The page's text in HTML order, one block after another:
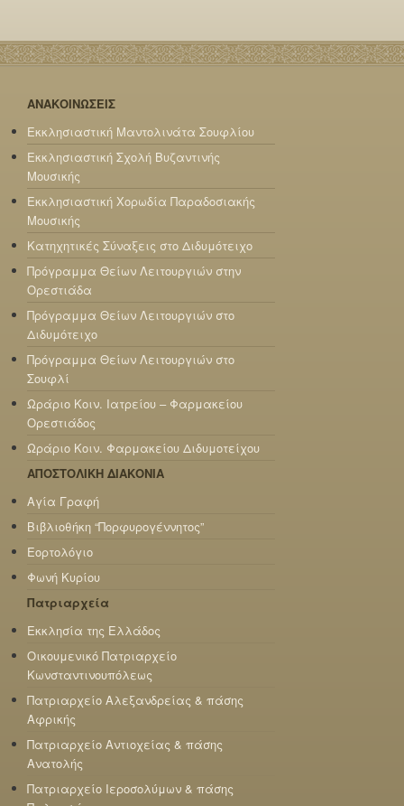
ΑΝΑΚΟΙΝΩΣΕΙΣ
Εκκλησιαστική Μαντολινάτα Σουφλίου
Εκκλησιαστική Σχολή Βυζαντινής
Μουσικής
Εκκλησιαστική Χορωδία Παραδοσιακής
Μουσικής
Κατηχητικές Σύναξεις στο Διδυμότειχο
Πρόγραμμα Θείων Λειτουργιών στην
Ορεστιάδα
Πρόγραμμα Θείων Λειτουργιών στο
Διδυμότειχο
Πρόγραμμα Θείων Λειτουργιών στο
Σουφλί
Ωράριο Κοιν. Ιατρείου – Φαρμακείου
Ορεστιάδος
Ωράριο Κοιν. Φαρμακείου Διδυμοτείχου
ΑΠΟΣΤΟΛΙΚΗ ΔΙΑΚΟΝΙΑ
Αγία Γραφή
Βιβλιοθήκη “Πορφυρογέννητος”
Εορτολόγιο
Φωνή Κυρίου
Πατριαρχεία
Εκκλησία της Ελλάδος
Οικουμενικό Πατριαρχείο
Κωνσταντινουπόλεως
Πατριαρχείο Αλεξανδρείας & πάσης
Αφρικής
Πατριαρχείο Αντιοχείας & πάσης
Ανατολής
Πατριαρχείο Ιεροσολύμων & πάσης